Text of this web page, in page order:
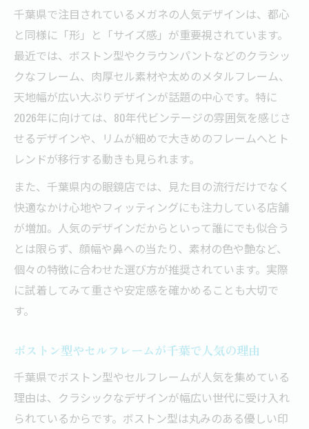
流行りの形だけに頼らないメガネ選びのコ
メガネ選びはサイズと形のバランスが重要
千葉で選ばれるメガネの形とサイズの傾向
自分に似合うメガネデザインの選定ポイン
ト
今どきメガネ選びのコツは顔幅とフィット感
顔幅に最適なメガネフィット感の選び方
メガネ選びはサイズ感と鼻当たりが重要
長時間快適に使えるメガネの選び方
千葉メガネ人気デザインのフィット感比較
メガネはかけ心地と安定感で選ぶのが基本
説
クラウンパントや太めセルの魅力と特徴
メガネ人気デザインに見るクラシック復権
コンビフレームが千葉県で話題の理由
千葉県で注目されているメガネの人気デザインは、都心
と同様に「形」と「サイズ感」が重要視されています。
最近では、ボストン型やクラウンパントなどのクラシッ
クなフレーム、肉厚セル素材や太めのメタルフレーム、
天地幅が広い大ぶりデザインが話題の中心です。特に
2026年に向けては、80年代ビンテージの雰囲気を感じさ
せるデザインや、リムが細めで大きめのフレームへとト
レンドが移行する動きも見られます。
また、千葉県内の眼鏡店では、見た目の流行だけでなく
快適なかけ心地やフィッティングにも注力している店舗
が増加。人気のデザインだからといって誰にでも似合う
とは限らず、顔幅や鼻への当たり、素材の色や艶など、
個々の特徴に合わせた選び方が推奨されています。実際
に試着してみて重さや安定感を確かめることも大切で
す。
ボストン型やセルフレームが千葉で人気の理由
千葉県でボストン型やセルフレームが人気を集めている
理由は、クラシックなデザインが幅広い世代に受け入れ
られているからです。ボストン型は丸みのある優しい印